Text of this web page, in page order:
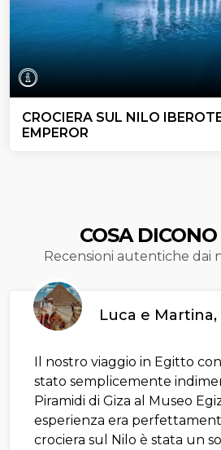
CROCIERA SUL NILO
EMPEROR
COSA
Recensioni autentiche dai
Luca e Martina,
Il nostro viaggio in Egitto
stato semplicemente
Piramidi di Giza al Museo
esperienza era
crociera sul Nilo è stata un